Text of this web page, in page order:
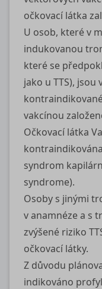
očkovací látka
U osob, které v
indukovanou
které se
jako u TTS),
vakcínou
Očkovací látka
syndrom
syndrome).
Osoby s jinými
v anamnéze a s
zvýšené riziko
očkovací látky.
Z důvodu
indikováno